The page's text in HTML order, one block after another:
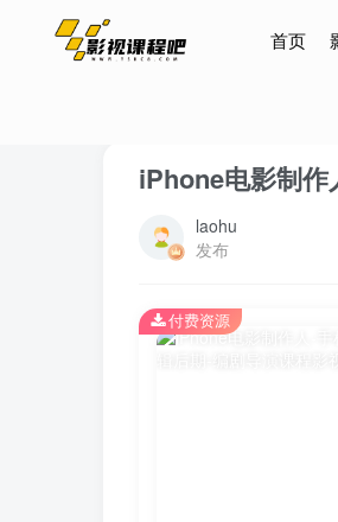
首页
iPhone电影制作
laohu
发布
付费资源